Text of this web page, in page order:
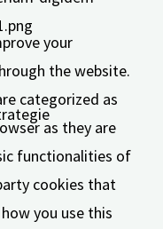
your
the website.
categorized as
as they are
functionalities of
cookies that
you use this